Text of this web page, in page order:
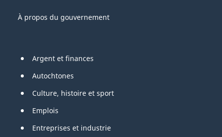
À propos du gouvernement
Pied
de
page
Argent et finances
Autochtones
Culture, histoire et sport
Emplois
Entreprises et industrie